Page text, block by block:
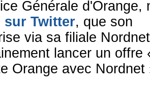
Générale d'Orange,
sur Twitter, que son
via sa filiale
lancer un offre
Orange avec Nordnet